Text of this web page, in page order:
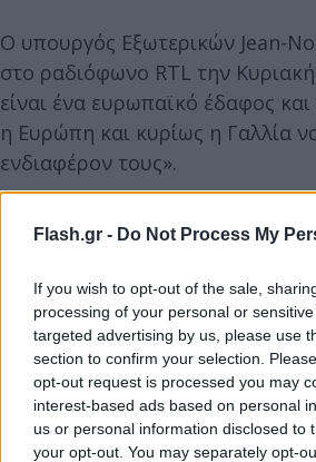
Flash.gr - Do Not Process My
If you wish to opt-out of the sale,
processing of your personal or
targeted advertising by us, please use
section to confirm your selection.
opt-out request is processed you may
interest-based ads based on personal
us or personal information disclosed to
your opt-out. You may separately opt-
Ο υπουργός Εξωτερικών Jean-
στο ραδιόφωνο RTL την
είναι ένα ευρωπαϊκό έδαφος και
η Ευρώπη και κυρίως η Γαλλία
ενδιαφέρον τους».
Σύμφωνα με δημοσκόπηση του
και το 56% των Αμερικανών
προσάρτηση της Γροιλανδίας
43% των Γάλλων θα ενέκρινε τη
στρατιωτικής ισχύος για την
αμερικανικής εισβολής.